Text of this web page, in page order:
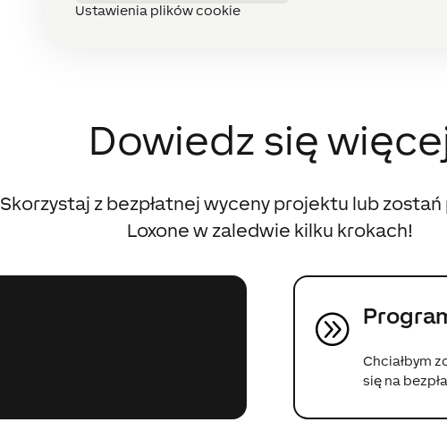
Ustawienia plików cookie
Dowiedz się
Skorzystaj z bezpłatnej wyceny projektu lub
Loxone w zaledwie kilku krokach!
A
Chciałbym
się na